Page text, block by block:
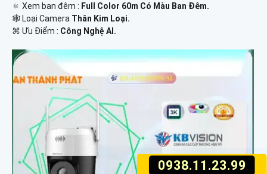
0938.11.23.99
🔅 Xem ban đêm : Full Color 60m Có Màu Ban Đêm.
🕸️ Loại Camera Thân Kim Loại.
️⌘ Ưu Điểm : Công Nghệ AI.